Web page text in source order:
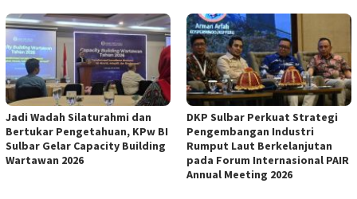
Jadi Wadah Silaturahmi dan
Bertukar Pengetahuan, KPw BI
Sulbar Gelar Capacity Building
Wartawan 2026
DKP Sulbar Perkuat Strategi
Pengembangan Industri
Rumput Laut Berkelanjutan
pada Forum Internasional PAIR
Annual Meeting 2026